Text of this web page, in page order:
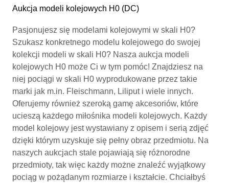
Aukcja modeli kolejowych H0 (DC)
Pasjonujesz się modelami kolejowymi w skali H0?
Szukasz konkretnego modelu kolejowego do swojej
kolekcji modeli w skali H0? Nasza aukcja modeli
kolejowych H0 może Ci w tym pomóc! Znajdziesz na
niej pociągi w skali H0 wyprodukowane przez takie
marki jak m.in. Fleischmann, Liliput i wiele innych.
Oferujemy również szeroką gamę akcesoriów, które
ucieszą każdego miłośnika modeli kolejowych. Każdy
model kolejowy jest wystawiany z opisem i serią zdjęć
dzięki którym uzyskuje się pełny obraz przedmiotu. Na
naszych aukcjach stale pojawiają się różnorodne
przedmioty, tak więc każdy możne znaleźć wyjątkowy
pociąg w pożądanym rozmiarze i kształcie. Chciałbyś